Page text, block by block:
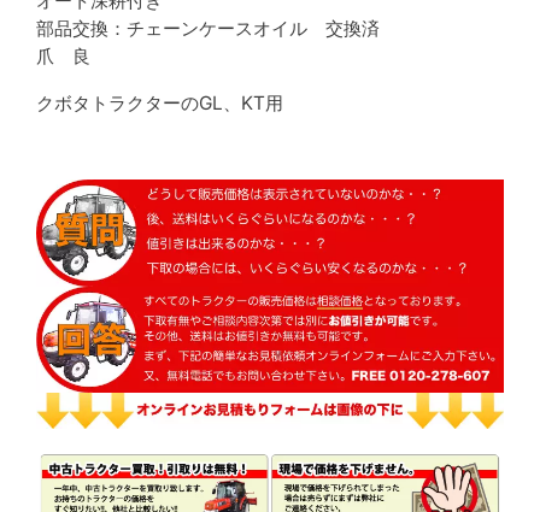
部品交換：チェーンケースオイル 交換済
爪 良
クボタトラクターのGL、KT用